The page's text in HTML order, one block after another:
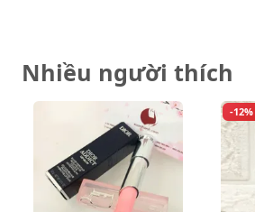
Nhiều người thích
-12%